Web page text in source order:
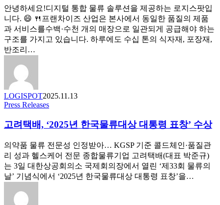
파
트
너
를
선
법
–
프
랜
차
이
즈
물
류
2
프
랜
차
이
즈
물
온
도
가
요
한
가?
–
안녕하세요!디지털 통합 물류 솔루션을 제공하는 로지스팟입
니다. 😄 🍴프랜차이즈 산업은 본사에서 동일한 품질의 제품
과 서비스를수백·수천 개의 매장으로 일관되게 공급해야 하는
구조를 가지고 있습니다. 하루에도 수십 톤의 식자재, 포장재,
반조리…
LOGISPOT2025.11.13
고
택
‘2025
년
한
국
Press Releases
고려택배, ‘2025년 한국물류대상 대통령 표창’ 수상
의약품 물류 전문성 인정받아… KGSP 기준 콜드체인·품질관
리 성과 헬스케어 전문 종합물류기업 고려택배(대표 박준규)
는 3일 대한상공회의소 국제회의장에서 열린 ‘제33회 물류의
날’ 기념식에서 ‘2025년 한국물류대상 대통령 표창’을…